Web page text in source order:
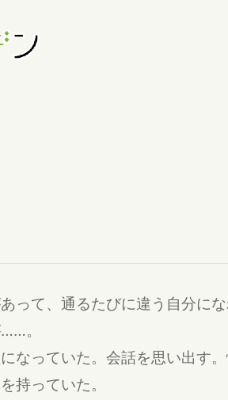
って、通るたびに違う自分に
。
なっていた。会話を思い出す
持っていた。